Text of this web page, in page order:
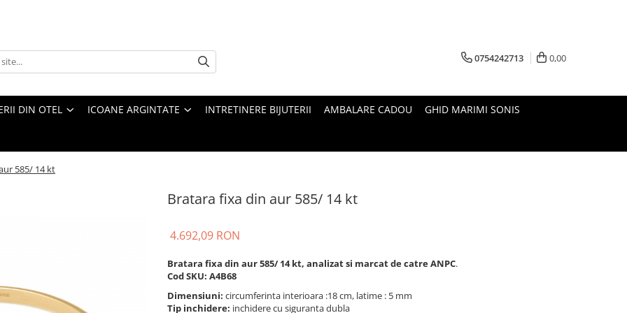
0754242713 0,00
DIN OTEL ICOANE ARGINTATE INTRETINERE BIJUTERII AMBALARE CADOU GHID MARIMI SONIS
585/ 14 kt
Bratara fixa din aur 585/ 14 kt
4.692,09 RON
Bratara fixa din aur 585/ 14 kt, analizat si marcat de catre ANPC.
Cod SKU: A4B68
Dimensiuni: circumferinta interioara :18 cm, latime : 5 mm
Tip inchidere: inchidere cu siguranta dubla